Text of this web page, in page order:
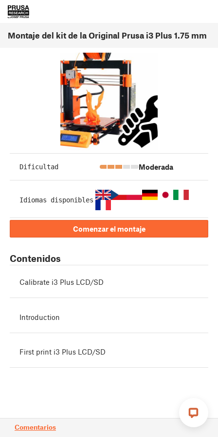
Montaje del kit de la Original Prusa i3 Plus 1.75 mm
Comentarios
Dificultad Moderada
Idiomas disponibles
Comenzar el montaje
Contenidos
Calibrate i3 Plus LCD/SD
Introduction
First print i3 Plus LCD/SD